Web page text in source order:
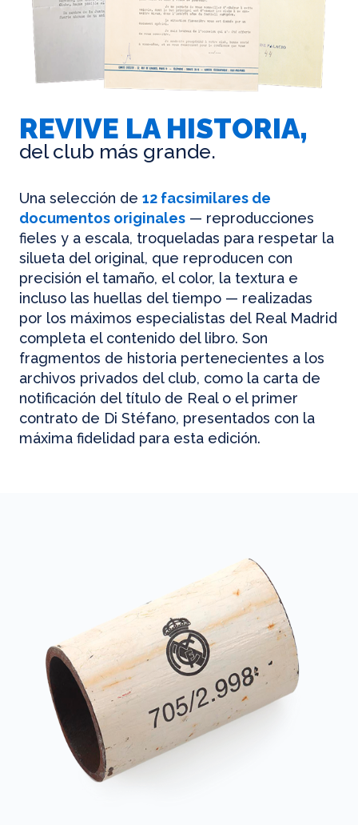
REVIVE LA HISTORIA,
del club más grande.
Una selección de 12 facsimilares de
documentos originales — reproducciones
fieles y a escala, troqueladas para respetar la
silueta del original, que reproducen con
precisión el tamaño, el color, la textura e
incluso las huellas del tiempo — realizadas
por los máximos especialistas del Real Madrid
completa el contenido del libro. Son
fragmentos de historia pertenecientes a los
archivos privados del club, como la carta de
notificación del título de Real o el primer
contrato de Di Stéfano, presentados con la
máxima fidelidad para esta edición.